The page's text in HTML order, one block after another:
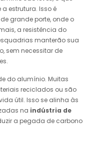
estrutura. Isso é
grande porte, onde o
a resistência do
manterão sua
sem necessitar de
do alumínio. Muitas
reciclados ou são
útil. Isso se alinha às
na indústria de
a pegada de carbono